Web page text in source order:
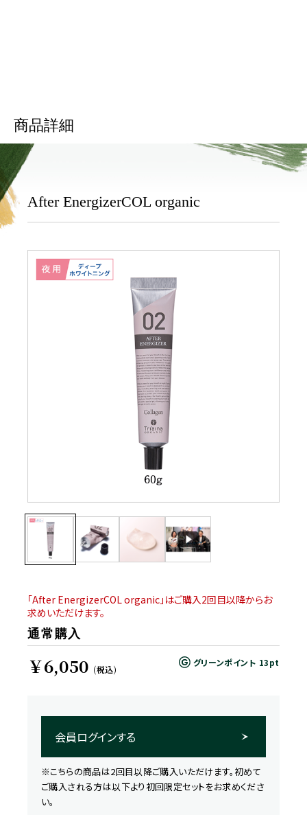
商品詳細
After EnergizerCOL organic
「After EnergizerCOL organic」はご購入2回目以降からお
求めいただけます。
通常購入
￥6,050 (税込)
グリーンポイント 13pt
会員ログインする
※こちらの商品は2回目以降ご購入いただけます。初めて
ご購入される方は以下より初回限定セットをお求めくださ
い。